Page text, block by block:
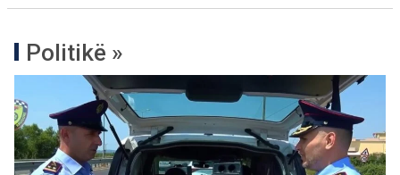
Politikë »